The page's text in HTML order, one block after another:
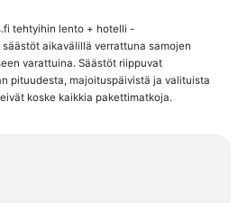
tehtyihin lento + hotelli -
aikavälillä verrattuna samojen
varattuina. Säästöt riippuvat
pituudesta, majoituspäivistä ja valituista
koske kaikkia pakettimatkoja.